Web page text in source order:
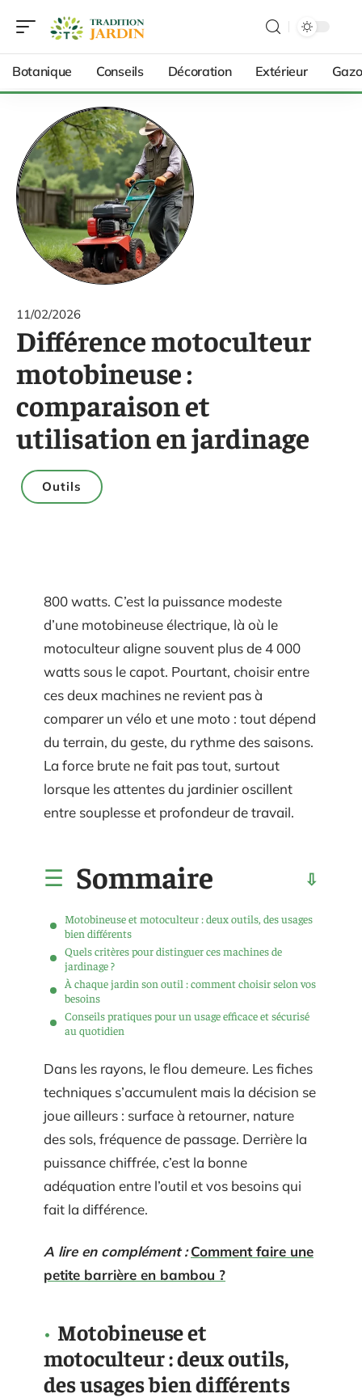
Botanique Conseils Décoration Extérieur
11/02/2026
Différence motoculteur
motobineuse :
comparaison et
utilisation en jardinage
Outils
800 watts. C’est la puissance modeste
d’une motobineuse électrique, là où le
motoculteur aligne souvent plus de 4 000
watts sous le capot. Pourtant, choisir entre
ces deux machines ne revient pas à
comparer un vélo et une moto : tout dépend
du terrain, du geste, du rythme des saisons.
La force brute ne fait pas tout, surtout
lorsque les attentes du jardinier oscillent
entre souplesse et profondeur de travail.
Sommaire
Motobineuse et motoculteur : deux outils, des usages
bien différents
Quels critères pour distinguer ces machines de
jardinage ?
À chaque jardin son outil : comment choisir selon vos
besoins
Conseils pratiques pour un usage efficace et sécurisé
au quotidien
Dans les rayons, le flou demeure. Les fiches
techniques s’accumulent mais la décision se
joue ailleurs : surface à retourner, nature
des sols, fréquence de passage. Derrière la
puissance chiffrée, c’est la bonne
adéquation entre l’outil et vos besoins qui
fait la différence.
A lire en complément : Comment faire une
petite barrière en bambou ?
Motobineuse et
motoculteur : deux outils,
des usages bien différents